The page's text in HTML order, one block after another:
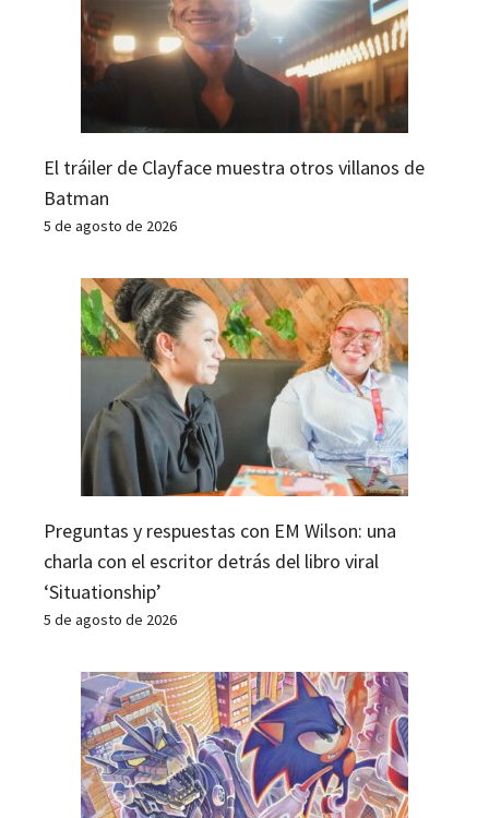
El tráiler de Clayface muestra otros villanos de
Batman
5 de agosto de 2026
Preguntas y respuestas con EM Wilson: una
charla con el escritor detrás del libro viral
‘Situationship’
5 de agosto de 2026